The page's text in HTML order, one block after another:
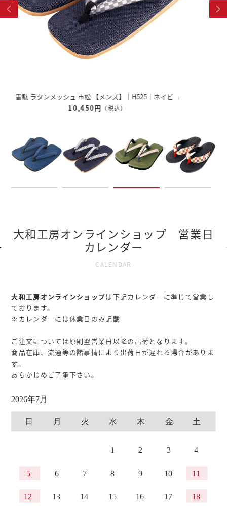
雪駄 奈良大和 緑茶染め 【レディース】｜R1162
12,320円（税込）
大和工房オンラインショップ 営業日
カレンダー
CALENDAR
大和工房オンラインショップは下記カレンダーに準じて営業し
ております。
※カレンダーには休業日のみ記載
ご注文については原則翌営業日以降の出荷となります。
商品在庫、流通等の諸事情により出荷日が遅れる場合がありま
す。
あらかじめご了承下さい。